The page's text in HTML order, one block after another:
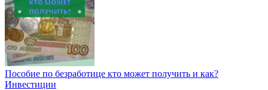
Пособие по безработице кто может получить и как?
Инвестиции